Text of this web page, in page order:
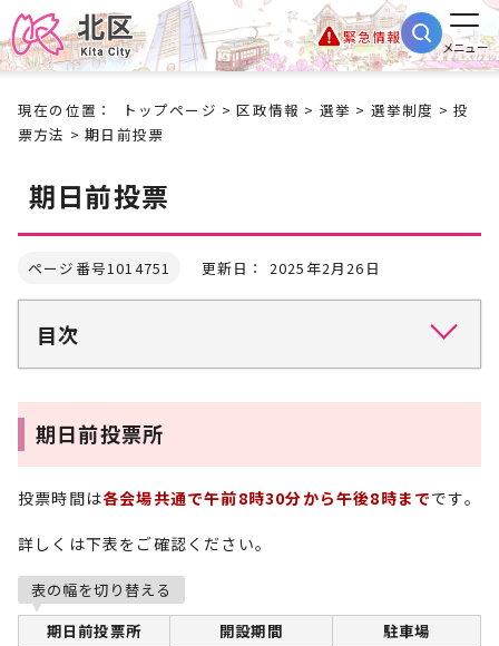
緊急情報
メニュー
現在の位置： トップページ >区政情報 > 選挙 > 選挙制度 >投
票方法 > 期日前投票
期日前投票
ページ番号1014751 更新日： 2025年2月26日
目次
期日前投票所
投票時間は各会場共通で午前8時30分から午後8時までです。
詳しくは下表をご確認ください。
表の幅を切り替える
期日前投票所
開設期間
駐車場